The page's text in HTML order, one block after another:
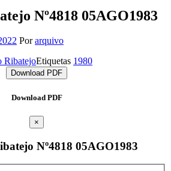
Nº4818 05AGO1983
Porarquivo
RibatejoEtiquetas 1980
Download PDF
Download PDF
×
Nº4818 05AGO1983